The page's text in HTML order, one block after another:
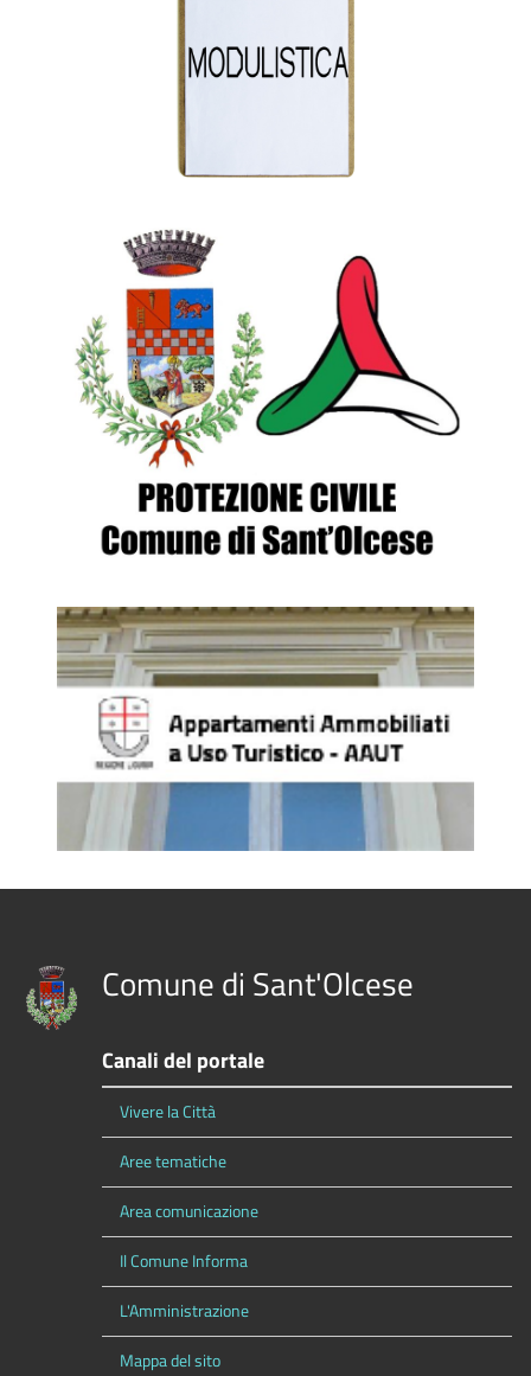
Comune di Sant'Olcese
Canali del portale
Vivere la Città
Aree tematiche
Area comunicazione
Il Comune Informa
L'Amministrazione
Mappa del sito